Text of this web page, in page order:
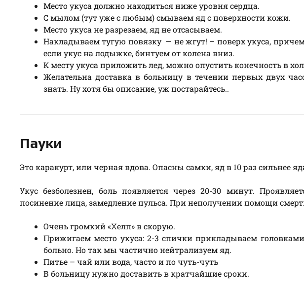
Место укуса должно находиться ниже уровня сердца.
С мылом (тут уже с любым) смываем яд с поверхности кожи.
Место укуса не разрезаем, яд не отсасываем.
Накладываем тугую повязку — не жгут! – поверх укуса,
если укус на лодыжке, бинтуем от колена вниз.
К месту укуса приложить лед, можно опустить конечность в
Желательна доставка в больницу в течении первых двух
знать. Ну хотя бы описание, уж постарайтесь..
Пауки
Это каракурт, или черная вдова. Опасны самки, яд в 10 раз сильнее
Укус безболезнен, боль появляется через 20-30 минут.
посинение лица, замедление пульса. При неполучении помощи
Очень громкий «Хелп» в скорую.
Прижигаем место укуса: 2-3 спички прикладываем
больно. Но так мы частично нейтрализуем яд.
Питье – чай или вода, часто и по чуть-чуть
В больницу нужно доставить в кратчайшие сроки.